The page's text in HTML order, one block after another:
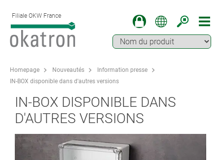
Filiale OKW France
Homepage Nouveautés
Information presse
IN-BOX disponible dans d'autres versions
IN-BOX DISPONIBLE DANS
D'AUTRES VERSIONS